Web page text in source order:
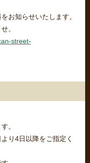
お知らせいたします。
。
street-
。
り4日以降をご指定く